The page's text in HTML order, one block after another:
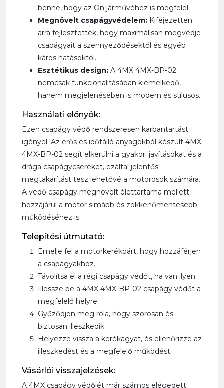
benne, hogy az Ön járművéhez is megfelel.
Megnövelt csapágyvédelem: Kifejezetten
arra fejlesztették, hogy maximálisan megvédje
csapágyait a szennyeződésektől és egyéb
káros hatásoktól.
Esztétikus design: A 4MX 4MX-BP-02
nemcsak funkcionalitásában kiemelkedő,
hanem megjelenésében is modern és stílusos.
Használati előnyök:
Ezen csapágy védő rendszeresen karbantartást
igényel. Az erős és időtálló anyagokból készült 4MX
4MX-BP-02 segít elkerülni a gyakori javításokat és a
drága csapágycseréket, ezáltal jelentős
megtakarítást tesz lehetővé a motorosok számára.
A védő csapágy megnövelt élettartama mellett
hozzájárul a motor simább és zökkenőmentesebb
működéséhez is.
Telepítési útmutató:
Emelje fel a motorkerékpárt, hogy hozzáférjen
a csapágyakhoz.
Távolítsa el a régi csapágy védőt, ha van ilyen.
Illessze be a 4MX 4MX-BP-02 csapágy védőt a
megfelelő helyre.
Győződjön meg róla, hogy szorosan és
biztosan illeszkedik.
Helyezze vissza a kerékagyat, és ellenőrizze az
illeszkedést és a megfelelő működést.
Vásárlói visszajelzések:
A 4MX csapágy védőjét már számos elégedett